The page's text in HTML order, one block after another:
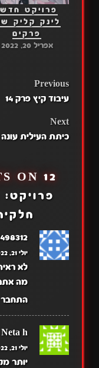
פרויקט
לינק קליק
פרקים
אפריל 20, 2022
POST
Previous
עיבוד קיץ פרק 14
Next
כיתת העילית עונה 2 פרק 3 | שת"פ עם ג'אפאנימה
12 THOUGHTS ON “
חלקית
יולי 21, 2022 בשעה 12:50 pm
לא
מה אתם
התחבר
Neta h
יולי 21, 2022 בשעה 3:30 pm
יותר